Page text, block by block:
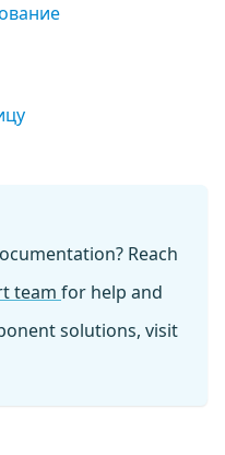
Reach
team for help and
solutions, visit